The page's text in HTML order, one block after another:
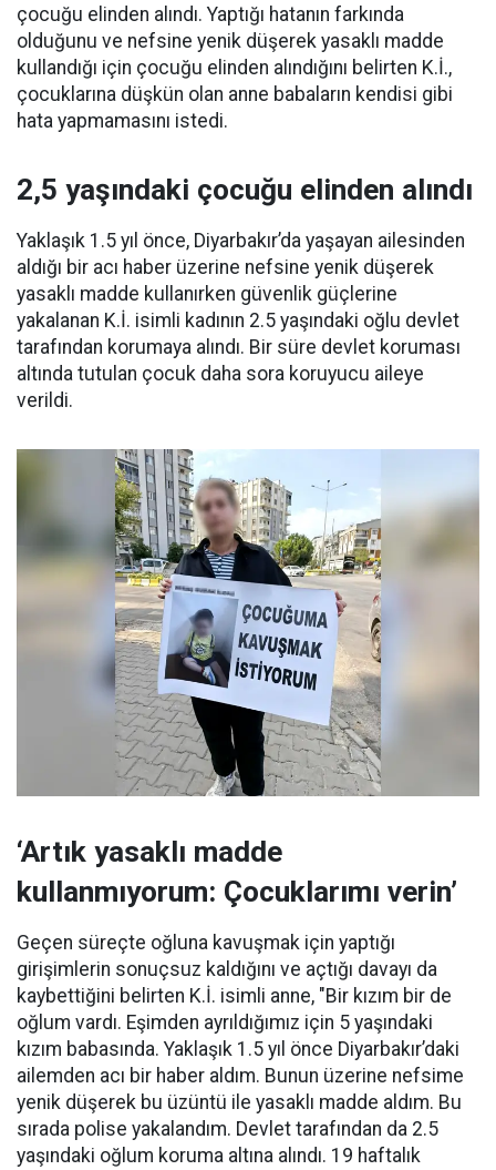
çocuğu elinden alındı. Yaptığı hatanın farkında
olduğunu ve nefsine yenik düşerek yasaklı madde
kullandığı için çocuğu elinden alındığını belirten K.İ.,
çocuklarına düşkün olan anne babaların kendisi gibi
hata yapmamasını istedi.
2,5 yaşındaki çocuğu elinden alındı
Yaklaşık 1.5 yıl önce, Diyarbakır’da yaşayan ailesinden
aldığı bir acı haber üzerine nefsine yenik düşerek
yasaklı madde kullanırken güvenlik güçlerine
yakalanan K.İ. isimli kadının 2.5 yaşındaki oğlu devlet
tarafından korumaya alındı. Bir süre devlet koruması
altında tutulan çocuk daha sora koruyucu aileye
verildi.
‘Artık yasaklı madde
kullanmıyorum: Çocuklarımı verin’
Geçen süreçte oğluna kavuşmak için yaptığı
girişimlerin sonuçsuz kaldığını ve açtığı davayı da
kaybettiğini belirten K.İ. isimli anne, "Bir kızım bir de
oğlum vardı. Eşimden ayrıldığımız için 5 yaşındaki
kızım babasında. Yaklaşık 1.5 yıl önce Diyarbakır’daki
ailemden acı bir haber aldım. Bunun üzerine nefsime
yenik düşerek bu üzüntü ile yasaklı madde aldım. Bu
sırada polise yakalandım. Devlet tarafından da 2.5
yaşındaki oğlum koruma altına alındı. 19 haftalık